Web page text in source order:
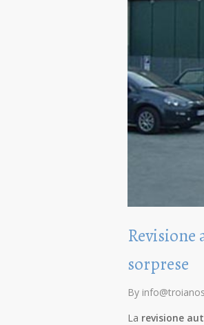
Revisione
sorprese
By
La revisione